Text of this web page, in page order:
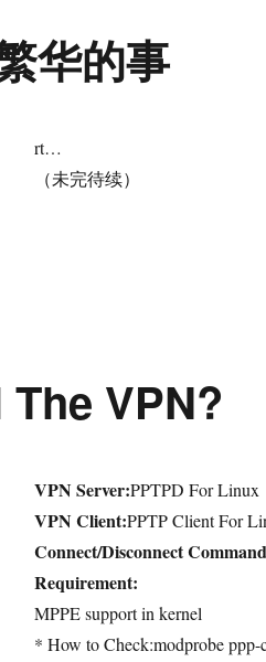
华的事
rt…
（未完待续）
VPN?
VPN Server:PPTPD For Linux
VPN Client:PPTP Client For
Connect/Disconnect
Requirement:
MPPE support in kernel
* How to Check:modprobe ppp-